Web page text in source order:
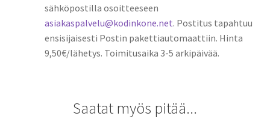
sähköpostilla osoitteeseen
asiakaspalvelu@kodinkone.net. Postitus tapahtuu
ensisijaisesti Postin pakettiautomaattiin. Hinta
9,50€/lähetys. Toimitusaika 3-5 arkipäivää.
Saatat myös pitää...